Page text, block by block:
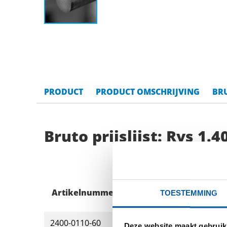
TOESTEMMING
PRODUCT PRODUCT OMSCHRIJVING
Bruto prijslijst: Rvs
Artikelnummer Omschrijving
2400-0110-60 Rvs 1.4028